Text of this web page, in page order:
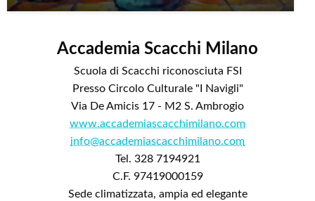
Accademia Scacchi Milano
Scuola di Scacchi riconosciuta FSI
Presso Circolo Culturale "I Navigli"
Via De Amicis 17 - M2 S. Ambrogio
www.accademiascacchimilano.com
info@accademiascacchimilano.com
Tel. 328 7194921
C.F. 97419000159
Sede climatizzata, ampia ed elegante